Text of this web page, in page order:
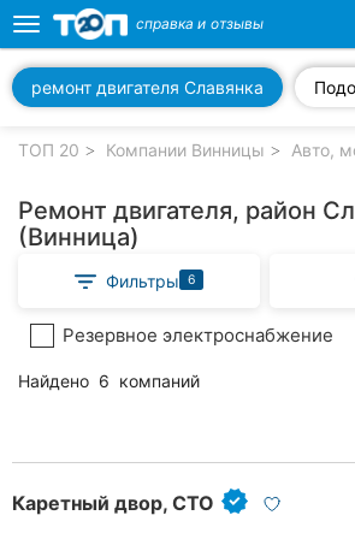
компании
Популярные
рубрики:
Стоматологии
Ветеринарные
Частные
Toggle
navigation
справка и отзывы
ремонт двигателя Славянка
ТОП 20 Компании Винницы Авто,
Ремонт двигателя, район
(Винница)
Фильтры 6
Резервное электроснабжение
Найдено 6 компаний
Каретный двор, СТО